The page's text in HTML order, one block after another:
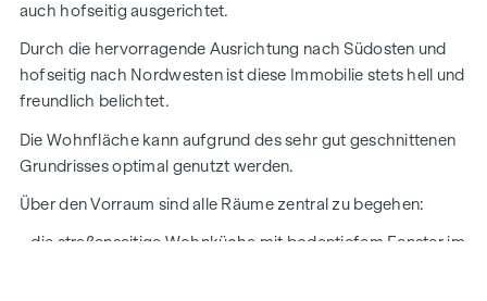
auch hofseitig ausgerichtet.
Durch die hervorragende Ausrichtung nach Südosten und
hofseitig nach Nordwesten ist diese Immobilie stets hell und
freundlich belichtet.
Die Wohnfläche kann aufgrund des sehr gut geschnittenen
Grundrisses optimal genutzt werden.
Über den Vorraum sind alle Räume zentral zu begehen:
- die straßenseitige Wohnküche mit bodentiefem Fenster im